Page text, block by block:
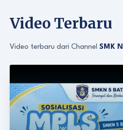
Video Terbaru
Video terbaru dari Channel SMK